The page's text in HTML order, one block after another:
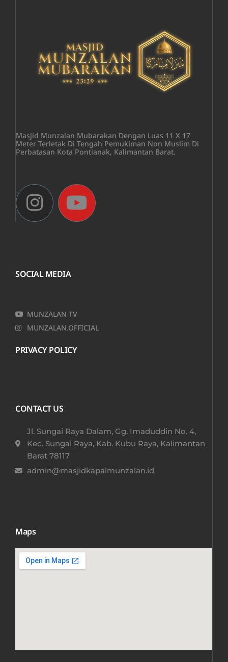
Masjid Munzalan Mubarakan Dengan Luas 11 X 17
Meter Terletak Di Tengah Pemukiman Non Muslim Di
Perbatasan Kota Pontianak, Kalimantan Barat.
SOCIAL MEDIA
MUNZALAN TV
MUNZALAN.OFFICIAL
PRIVACY POLICY
CONTACT US
Jl. Sungai Raya Dalam, Gg. Imaduddin No. 4,
Kec. Sungai Raya, Kab. Kubu Raya, Kalimantan
Barat 78117​
admin@masjidkapalmunzalan.id
Maps